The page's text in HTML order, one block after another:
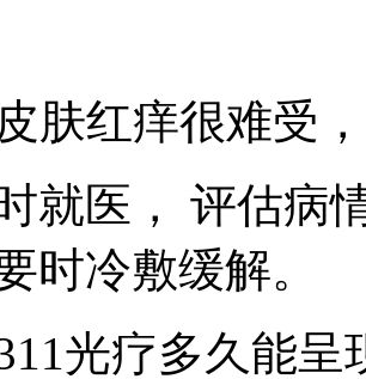
肤红痒很难受
就医， 评估病
时冷敷缓解。
光疗多久能呈